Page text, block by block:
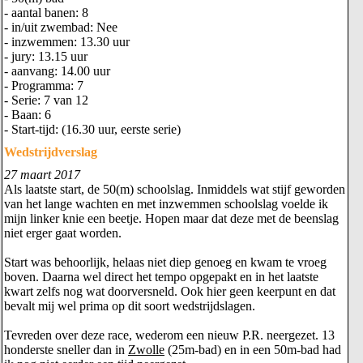
- aantal banen: 8
- in/uit zwembad: Nee
- inzwemmen: 13.30 uur
- jury: 13.15 uur
- aanvang: 14.00 uur
- Programma: 7
- Serie: 7 van 12
- Baan: 6
- Start-tijd: (16.30 uur, eerste serie)
Wedstrijdverslag
27 maart 2017
Als laatste start, de 50(m) schoolslag. Inmiddels wat stijf geworden
van het lange wachten en met inzwemmen schoolslag voelde ik
mijn linker knie een beetje. Hopen maar dat deze met de beenslag
niet erger gaat worden.
Start was behoorlijk, helaas niet diep genoeg en kwam te vroeg
boven. Daarna wel direct het tempo opgepakt en in het laatste
kwart zelfs nog wat doorversneld. Ook hier geen keerpunt en dat
bevalt mij wel prima op dit soort wedstrijdslagen.
Tevreden over deze race, wederom een nieuw P.R. neergezet. 13
honderste sneller dan in Zwolle (25m-bad) en in een 50m-bad had